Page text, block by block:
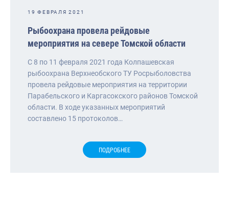
19 ФЕВРАЛЯ 2021
Рыбоохрана провела рейдовые
мероприятия на севере Томской области
С 8 по 11 февраля 2021 года Колпашевская
рыбоохрана Верхнеобского ТУ Росрыболовства
провела рейдовые мероприятия на территории
Парабельского и Каргасокского районов Томской
области. В ходе указанных мероприятий
составлено 15 протоколов…
ПОДРОБНЕЕ